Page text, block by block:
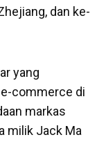
dan ke-
yang
commerce di
markas
milik Jack Ma